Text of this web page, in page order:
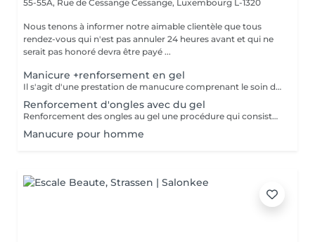
55-55A, Rue de Cessange Cessange, Luxembourg L-1320
Nous tenons à informer notre aimable clientèle que tous
rendez-vous qui n'est pas annuler 24 heures avant et qui ne
serait pas honoré devra être payé ...
Manicure +renforsement en gel
Il s'agit d'une prestation de manucure comprenant le soin des cuticules, le polissage des replis latéraux, ainsi que le renforcement de vos ongles naturels sans extension. Les ongles deviennent plus forts, soignés et gardent leur longueur naturelle. Il est recommandé de répéter la procédure toutes les 3 semaines pour maintenir un résultat optimal.
Renforcement d'ongles avec du gel
Renforcement des ongles au gel une procédure qui consiste à appliquer un gel fortifiant sur l'ongle naturel. Il protège contre la casse, lisse la surface et renforce les ongles. Convient à : Ongles fins, cassants et dédoublés Ceux qui veulent renforcer leurs ongles sans extension Prolonger la tenue du vernis Le gel est appliqué en fine couche, sans alourdir l'ongle, et aide à obtenir une longueur saine.
Manucure pour homme